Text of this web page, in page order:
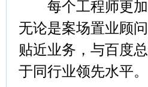
每个工程师更加
无论是案场置业顾
贴近业务，与百度
于同行业领先水平。